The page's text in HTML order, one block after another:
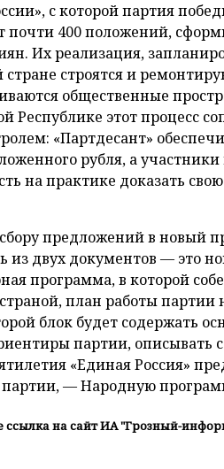
с которой партия
почти 400 положений,
Их реализация,
стране строятся и
общественные
этот процесс
«Партдесант»
рубля, а
на практике доказать
сбору предложений в новый
из двух документов — это
программа, в которой
план работы партии
блок будет содержать
партии, описывать
«Единая Россия»
партии, — Народную
на сайт ИА "Грозный-